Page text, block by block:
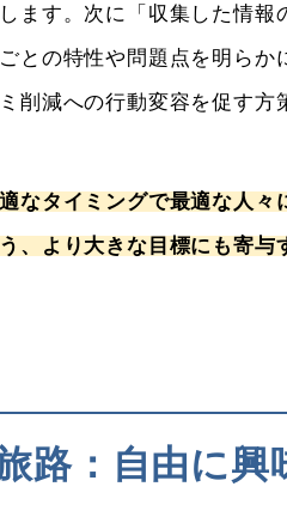
ます。次に「収集した情
との特性や問題点を明ら
削減への行動変容を促す方
なタイミングで最適な人々
、より大きな目標にも寄与
。
路：自由に興